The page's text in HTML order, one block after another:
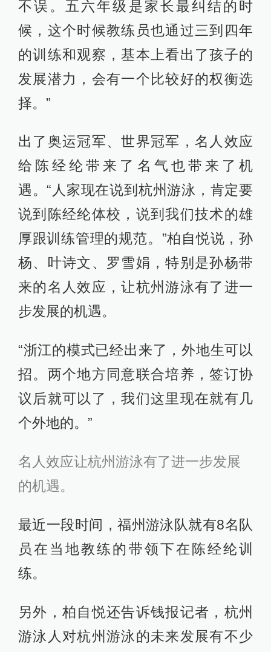
不误。五六年级是家长最纠结的时
候，这个时候教练员也通过三到四年
的训练和观察，基本上看出了孩子的
发展潜力，会有一个比较好的权衡选
择。”
出了奥运冠军、世界冠军，名人效应
给陈经纶带来了名气也带来了机
遇。“人家现在说到杭州游泳，肯定要
说到陈经纶体校，说到我们技术的雄
厚跟训练管理的规范。”柏自悦说，孙
杨、叶诗文、罗雪娟，特别是孙杨带
来的名人效应，让杭州游泳有了进一
步发展的机遇。
“浙江的模式已经出来了，外地生可以
招。两个地方同意联合培养，签订协
议后就可以了，我们这里现在就有几
个外地的。”
名人效应让杭州游泳有了进一步发展
的机遇。
最近一段时间，福州游泳队就有8名队
员在当地教练的带领下在陈经纶训
练。
另外，柏自悦还告诉钱报记者，杭州
游泳人对杭州游泳的未来发展有不少